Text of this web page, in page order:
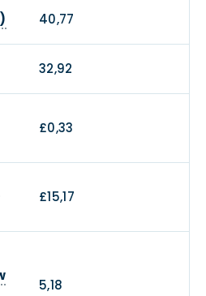
40,77
32,92
£0,33
£15,17
5,18